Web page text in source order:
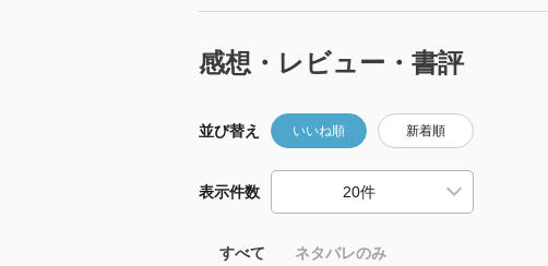
感想・レビュー・書評
並び替え いいね順 新着順
表示件数
すべて ネタバレのみ